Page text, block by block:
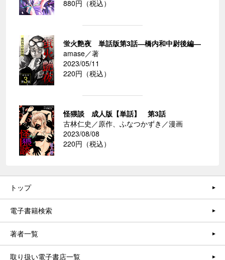
880円（税込）
蛍火艶夜 単話版第3話―橋内和中尉後編―
amase／著
2023/05/11
220円（税込）
怪猥談 成人版【単話】 第3話
古林仁史／原作、ふなつかずき／漫画
2023/08/08
220円（税込）
トップ
電子書籍検索
著者一覧
取り扱い電子書店一覧